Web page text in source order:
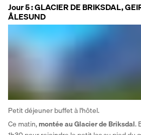
Jour 5 : GLACIER DE BRIKSDAL,
ÅLESUND
Petit déjeuner buffet à l'hôtel.
Ce matin, montée au Glacier de Briksdal.